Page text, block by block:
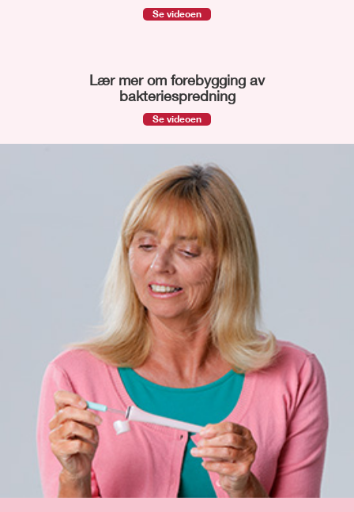
Se videoen
Lær mer om forebygging av
bakteriespredning
Se videoen